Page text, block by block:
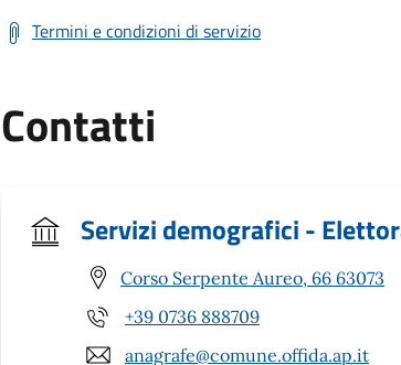
Termini e condizioni di servizio
Contatti
Servizi demografici -
Corso Serpente Aureo, 66 63073
+39 0736 888709
anagrafe@comune.offida.ap.it